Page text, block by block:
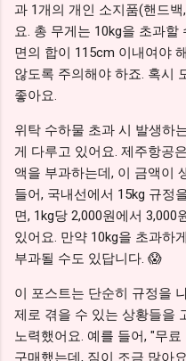
과 1개의 개인 소지품(핸드
요. 총 무게는 10kg을 초과
면의 합이 115cm 이내여야
않도록 주의해야 하죠. 혹시
좋아요.
위탁 수하물 초과 시 발생하
게 다루고 있어요. 제주항공
액을 부과하는데, 이 금액이
들어, 국내선에서 15kg 규정
면, 1kg당 2,000원에서
있어요. 만약 10kg을 초과하
부과될 수도 있답니다. 😱
이 포스트는 단순히 규정을
제로 겪을 수 있는 상황들을
노력했어요. 예를 들어, "무
구매했는데, 짐이 조금 많아